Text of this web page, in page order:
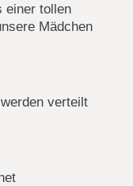
einer tollen
Mädchen
verteilt